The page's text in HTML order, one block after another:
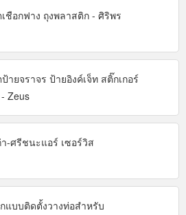
ชือกฟาง ถุงพลาสติก - ศิริพร
ายจราจร ป้ายอิงค์เจ็ท สติ๊กเกอร์
Zeus
-ศรีชนะแอร์ เซอร์วิส
แบบติดตั้งวางท่อสำหรับ